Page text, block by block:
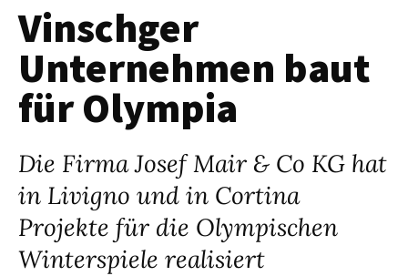
Vinschger
Unternehmen baut
für Olympia
Die Firma Josef Mair & Co KG hat
in Livigno und in Cortina
Projekte für die Olympischen
Winterspiele realisiert